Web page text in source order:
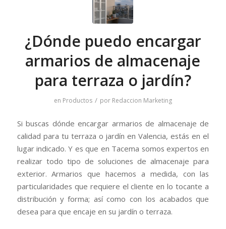
¿Dónde puedo encargar
armarios de almacenaje
para terraza o jardín?
en Productos / por Redaccion Marketing
Si buscas dónde encargar armarios de almacenaje de
calidad para tu terraza o jardín en Valencia, estás en el
lugar indicado. Y es que en Tacema somos expertos en
realizar todo tipo de soluciones de almacenaje para
exterior. Armarios que hacemos a medida, con las
particularidades que requiere el cliente en lo tocante a
distribución y forma; así como con los acabados que
desea para que encaje en su jardín o terraza.